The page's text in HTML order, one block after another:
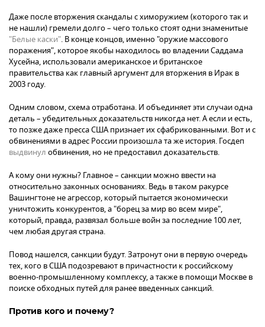
Даже после вторжения скандалы с химоружием (которого так и
не нашли) гремели долго – чего только стоят одни знаменитые
"Белые каски". В конце концов, именно "оружие массового
поражения", которое якобы находилось во владении Саддама
Хусейна, использовали американское и британское
правительства как главный аргумент для вторжения в Ирак в
2003 году.
Одним словом, схема отработана. И объединяет эти случаи одна
деталь – убедительных доказательств никогда нет. А если и есть,
то позже даже пресса США признает их сфабрикованными. Вот и с
обвинениями в адрес России произошла та же история. Госдеп
выдвинул обвинения, но не предоставил доказательств.
А кому они нужны? Главное – санкции можно ввести на
относительно законных основаниях. Ведь в таком ракурсе
Вашингтоне не агрессор, который пытается экономически
уничтожить конкурентов, а "борец за мир во всем мире",
который, правда, развязал больше войн за последние 100 лет,
чем любая другая страна.
Повод нашелся, санкции будут. Затронут они в первую очередь
тех, кого в США подозревают в причастности к российскому
военно-промышленному комплексу, а также в помощи Москве в
поиске обходных путей для ранее введенных санкций.
Против кого и почему?